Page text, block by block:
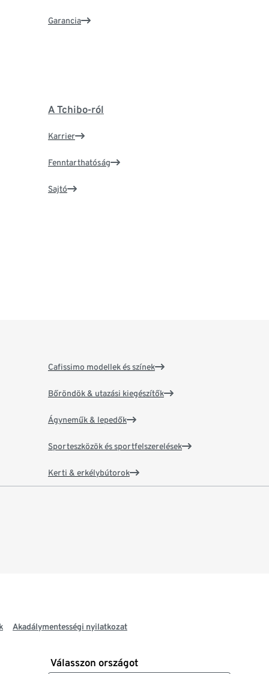
Garancia
A Tchibo-ról
Karrier
Fenntarthatóság
Sajtó
Cafissimo modellek és színek
Bőröndök & utazási kiegészítők
Ágyneműk & lepedők
Sporteszközök és sportfelszerelések
Kerti & erkélybútorok
Akadálymentességi nyilatkozat
Válasszon országot